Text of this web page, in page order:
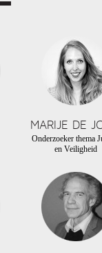
MARIJE DE
Onderzoeker thema
en Veiligheid